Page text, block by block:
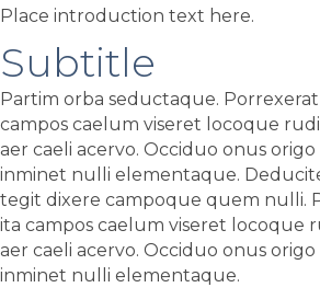
Place introduction text here.
Subtitle
Partim orba seductaque.
campos caelum viseret locoque
aer caeli acervo. Occiduo onus
inminet nulli elementaque.
tegit dixere campoque quem nulli.
ita campos caelum viseret locoque
aer caeli acervo. Occiduo onus
inminet nulli elementaque.